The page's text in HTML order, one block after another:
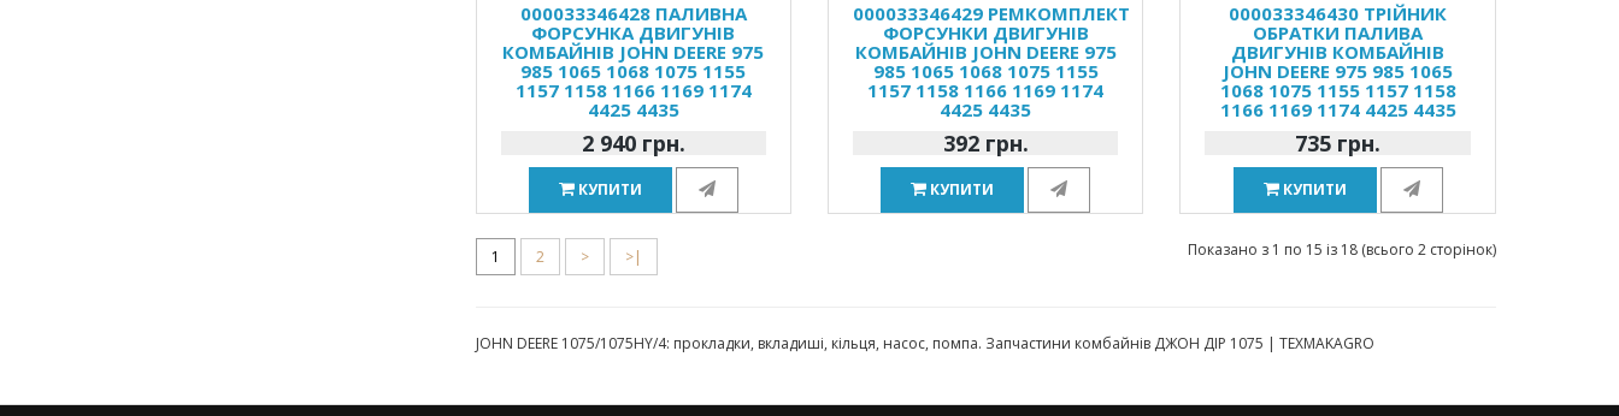
000033346428 ПАЛИВНА
ФОРСУНКА ДВИГУНІВ
КОМБАЙНІВ JOHN DEERE 975
985 1065 1068 1075 1155
1157 1158 1166 1169 1174
4425 4435
2 940 грн.
КУПИТИ
000033346429 РЕМКОМПЛЕКТ
ФОРСУНКИ ДВИГУНІВ
КОМБАЙНІВ JOHN DEERE 975
985 1065 1068 1075 1155
1157 1158 1166 1169 1174
4425 4435
392 грн.
КУПИТИ
000033346430 ТРІЙНИК
ОБРАТКИ ПАЛИВА
ДВИГУНІВ КОМБАЙНІВ
JOHN DEERE 975 985 1065
1068 1075 1155 1157 1158
1166 1169 1174 4425 4435
735 грн.
КУПИТИ
1 2 > >| Показано з 1 по 15 із 18 (всього 2 сторінок)
JOHN DEERE 1075/1075HY/4: прокладки, вкладиші, кільця, насос, помпа. Запчастини комбайнів ДЖОН ДІР 1075 | TEXMAKAGRO